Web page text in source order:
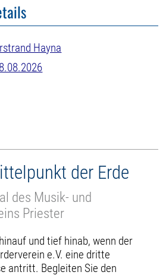
Hayna
der Erde
des Musik- und
Priester
und tief hinab, wenn der
e.V. eine dritte
antritt. Begleiten Sie den